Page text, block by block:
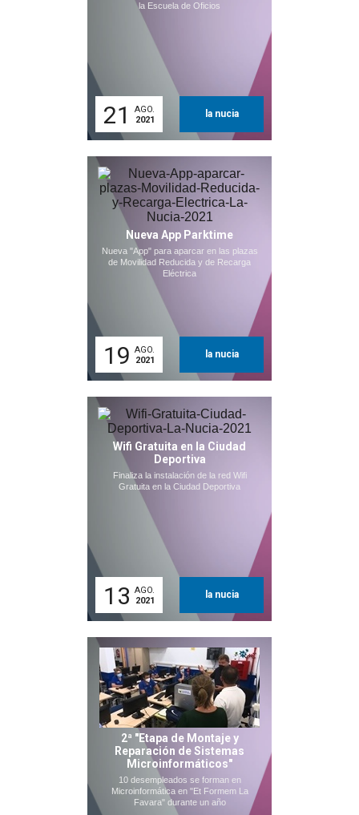
la Escuela de Oficios
21
AGO.
2021
la nucia
Nueva App Parktime
Nueva "App" para aparcar en las plazas
de Movilidad Reducida y de Recarga
Eléctrica
19 AGO.
2021
la nucia
Wifi Gratuita en la Ciudad
Deportiva
Finaliza la instalación de la red Wifi
Gratuita en la Ciudad Deportiva
13 AGO.
2021
la nucia
2ª "Etapa de Montaje y
Reparación de Sistemas
Microinformáticos"
10 desempleados se forman en
Microinformática en "Et Formem La
Favara" durante un año